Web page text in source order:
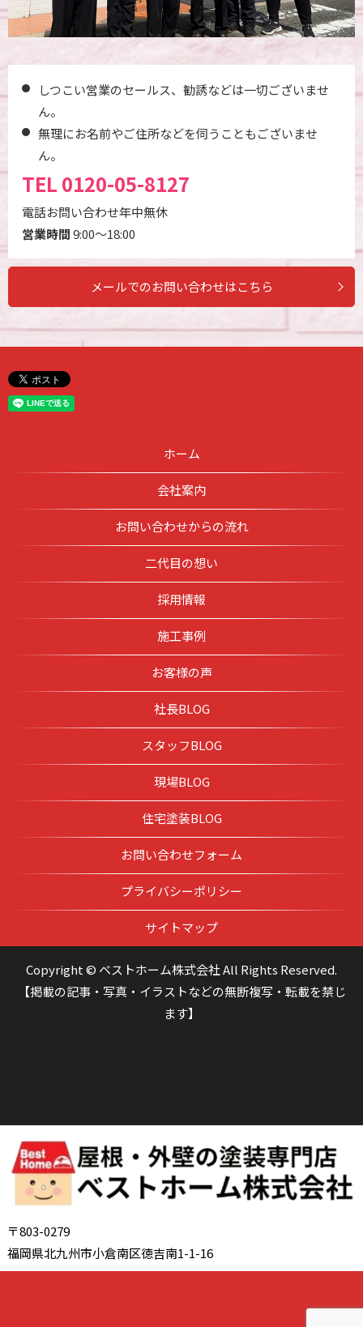
しつこい営業のセールス、勧誘などは一切ございませ
ん。
無理にお名前やご住所などを伺うこともございませ
ん。
TEL 0120-05-8127
電話お問い合わせ年中無休
営業時間9:00～18:00
メールでのお問い合わせはこちら
ホーム
会社案内
お問い合わせからの流れ
二代目の想い
採用情報
施工事例
お客様の声
社長BLOG
スタッフBLOG
現場BLOG
住宅塗装BLOG
お問い合わせフォーム
プライバシーポリシー
サイトマップ
Copyright © ベストホーム株式会社 All Rights Reserved.
【掲載の記事・写真・イラストなどの無断複写・転載を禁じ
ます】
〒803-0279
福岡県北九州市小倉南区徳吉南1-1-16